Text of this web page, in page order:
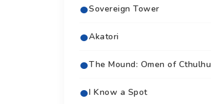
Sovereign Tower
Akatori
The Mound: Omen of Cthulhu
I Know a Spot